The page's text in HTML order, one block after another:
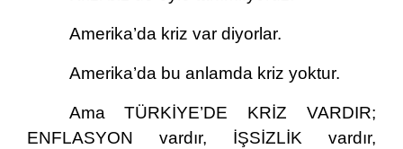
Amerika’da kriz var diyorlar.
Amerika’da bu anlamda kriz yoktur.
Ama TÜRKİYE’DE KRİZ VARDIR;
ENFLASYON vardır, İŞSİZLİK vardır,